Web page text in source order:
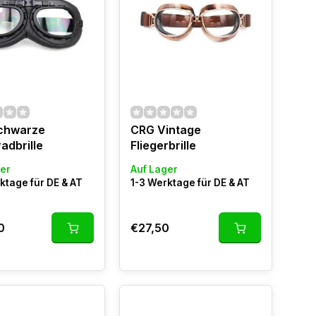
für DE & AT
CRG Vintage
Fliegerbrille
Auf Lager
1-3 Werktage für DE & AT
€27,50